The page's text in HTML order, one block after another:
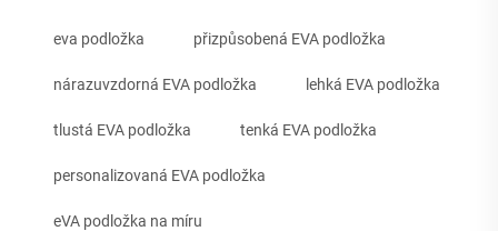
eva podložka přizpůsobená EVA podložka
nárazuvzdorná EVA podložka lehká EVA podložka
tlustá EVA podložka tenká EVA podložka
personalizovaná EVA podložka
eVA podložka na míru